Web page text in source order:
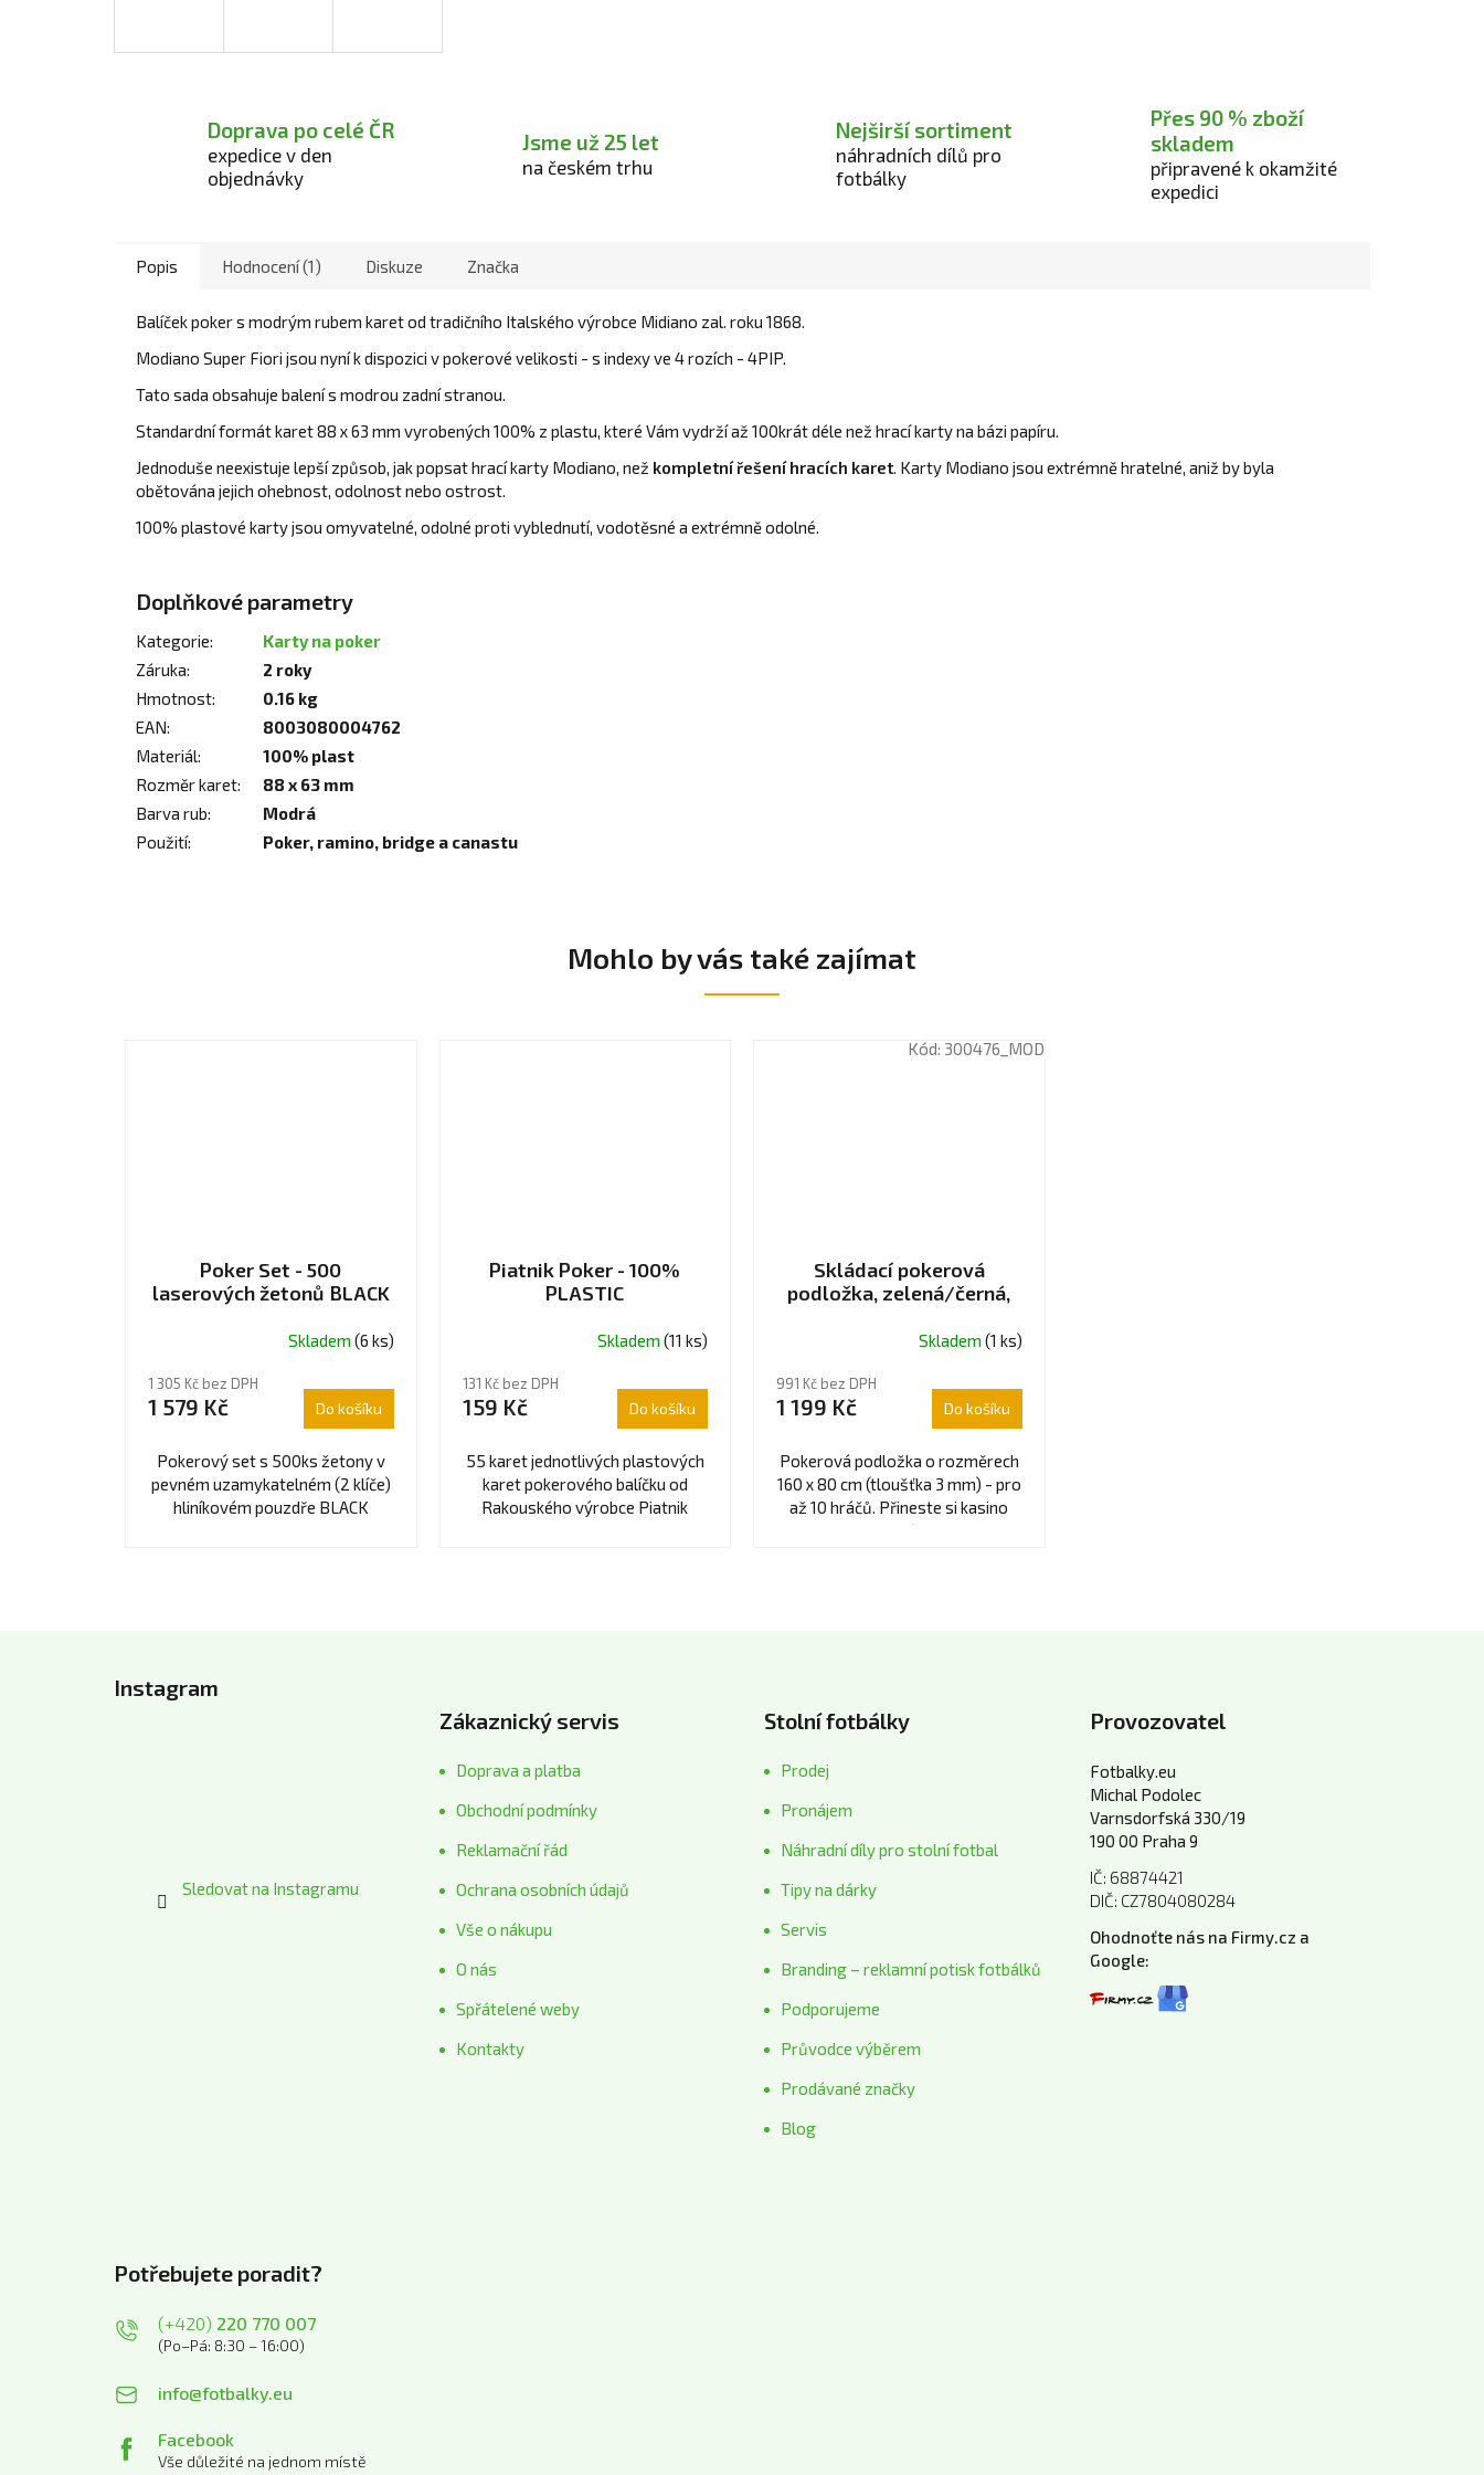
Doprava po celé ČR
expedice v den
objednávky
Jsme už 25 let
na českém trhu
Nejširší sortiment
náhradních dílů pro
fotbálky
Přes 90 % zboží
skladem
připravené k okamžité
expedici
Popis Hodnocení (1) Diskuze Značka
Balíček poker s modrým rubem karet od tradičního Italského výrobce Midiano zal. roku 1868.
Modiano Super Fiori jsou nyní k dispozici v pokerové velikosti - s indexyve 4 rozích - 4PIP.
Tato sada obsahuje balení s modrou zadní stranou.
Standardní formát karet88 x 63 mm vyrobených 100% z plastu, které Vám vydrží až 100krát déle než hrací karty na bázi papíru.
Jednoduše neexistuje lepší způsob, jak popsat hrací karty Modiano, než kompletní řešení hracích karet. Karty Modiano jsou extrémně hratelné, aniž by byla
obětována jejich ohebnost, odolnost nebo ostrost.
100% plastové karty jsou omyvatelné, odolné proti vyblednutí, vodotěsné a extrémně odolné.
Doplňkové parametry
Kategorie:
Karty na poker
Záruka:
2 roky
Hmotnost:
0.16 kg
EAN:
8003080004762
Materiál:
100% plast
Rozměr karet:
88 x 63 mm
Barva rub:
Modrá
Použití: Poker, ramino, bridge a canastu
Mohlo by vás také zajímat
Poker Set - 500
laserových žetonů BLACK
Skladem (6 ks)
1 305 Kč bez DPH
1 579 Kč Do košíku
Pokerový set s 500ks žetony v
pevném uzamykatelném (2 klíče)
hliníkovém pouzdře BLACK
Piatnik Poker - 100%
PLASTIC
Skladem (11 ks)
131 Kč bez DPH
159 Kč Do košíku
55 karet jednotlivých plastových
karet pokerového balíčku od
Rakouského výrobce Piatnik
Skládací pokerová
podložka, zelená/černá,
produktu
je
z
5
hvězdiček.
Kód: 300476_MOD
Skladem (1 ks)
991 Kč bez DPH
1 199 Kč Do košíku
Pokerová podložka o rozměrech
160 x 80 cm (tloušťka 3 mm) - pro
až 10 hráčů. Přineste si kasino
domů.
Instagram
Sledovat na Instagramu
Zákaznický servis
Doprava a platba
Obchodní podmínky
Reklamační řád
Ochrana osobních údajů
Vše o nákupu
O nás
Spřátelené weby
Kontakty
Stolní fotbálky
Prodej
Pronájem
Náhradní díly pro stolní fotbal
Tipy na dárky
Servis
Branding – reklamní potisk fotbálků
Podporujeme
Průvodce výběrem
Prodávané značky
Blog
Provozovatel
Fotbalky.eu
Michal Podolec
Varnsdorfská 330/19
190 00 Praha 9
IČ: 68874421
DIČ: CZ7804080284
Ohodnoťte nás na Firmy.cz a
Google:
Potřebujete poradit?
(+420) 220 770 007
(Po–Pá: 8:30 – 16:00)
info@fotbalky.eu
Facebook
Vše důležité na jednom místě